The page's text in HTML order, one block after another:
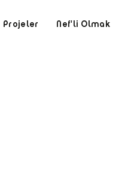
Projeler Nef'li Olmak